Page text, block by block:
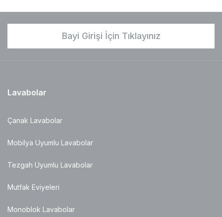
Bayi Girişi İçin Tıklayınız
Lavabolar
Çanak Lavabolar
Mobilya Uyumlu Lavabolar
Tezgah Uyumlu Lavabolar
Mutfak Eviyeleri
Monoblok Lavabolar